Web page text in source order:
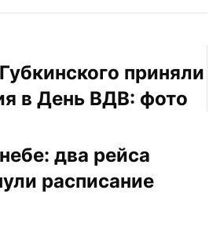
приняли
в День ВДВ: фото
два рейса
расписание